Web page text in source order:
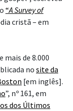
“A Survey of
cristã – em
mais de 8.000
no site da
[em inglês].
”, nº 161, em
dos Últimos